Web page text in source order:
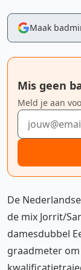
Maak
Mis geen
Meld je aan
E-mailadres
De
de mix Jorrit/
damesdubbel
graadmeter